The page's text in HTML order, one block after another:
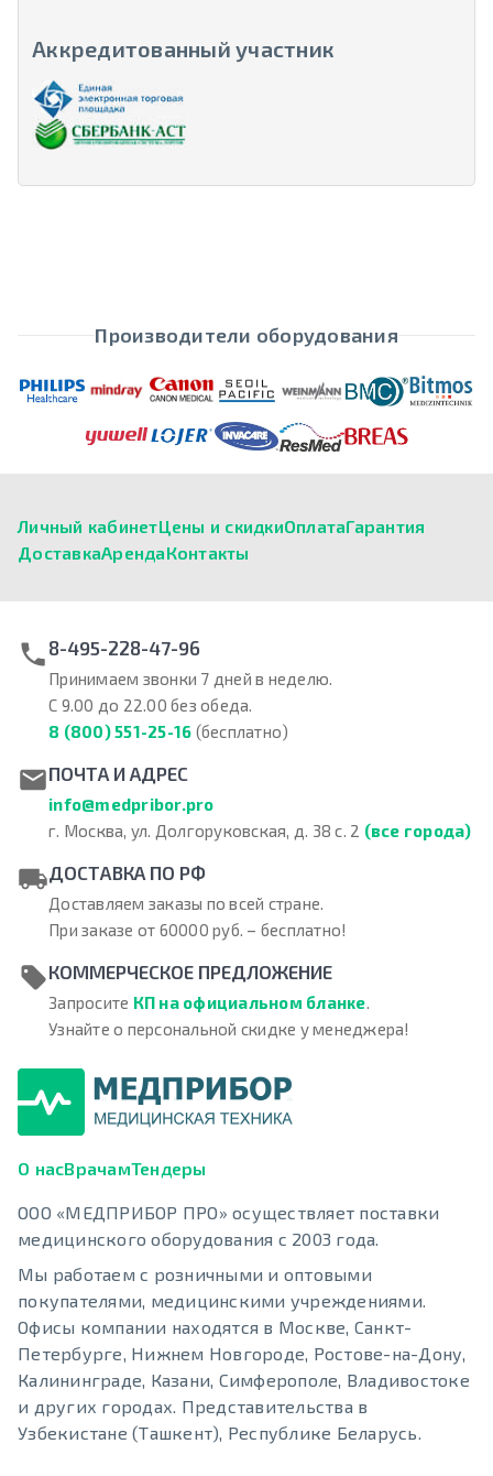
Аккредитованный участник
Производители оборудования
Личный кабинетЦены и скидкиОплатаГарантия
ДоставкаАрендаКонтакты
8-495-228-47-96
Принимаем звонки 7 дней в неделю.
С 9.00 до 22.00 без обеда.
8 (800) 551-25-16 (бесплатно)
ПОЧТА И АДРЕС
info@medpribor.pro
г. Москва, ул. Долгоруковская, д. 38 с. 2 (все города)
ДОСТАВКА ПО РФ
Доставляем заказы по всей стране.
При заказе от 60000 руб. – бесплатно!
КОММЕРЧЕСКОЕ ПРЕДЛОЖЕНИЕ
Запросите КП на официальном бланке.
Узнайте о персональной скидке у менеджера!
О насВрачамТендеры
ООО «МЕДПРИБОР ПРО» осуществляет поставки
медицинского оборудования с 2003 года.
Мы работаем с розничными и оптовыми
покупателями, медицинскими учреждениями.
Офисы компании находятся в Москве, Санкт-
Петербурге, Нижнем Новгороде, Ростове-на-Дону,
Калининграде, Казани, Симферополе, Владивостоке
и других городах. Представительства в
Узбекистане (Ташкент), Республике Беларусь.